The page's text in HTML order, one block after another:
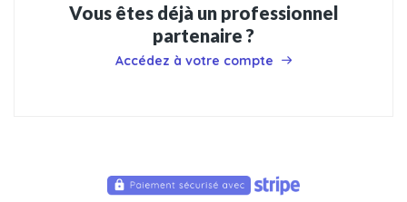
Vous êtes déjà un professionnel
partenaire ?
Accédez à votre compte